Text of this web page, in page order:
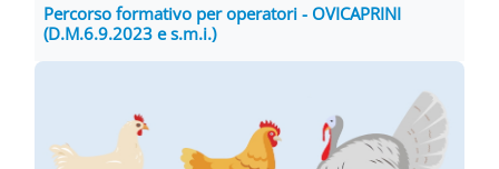
Percorso formativo per operatori - OVICAPRINI
(D.M.6.9.2023 e s.m.i.)